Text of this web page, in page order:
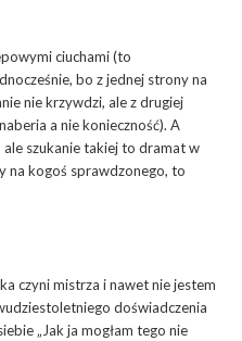
ciuchami (to
bo z jednej strony na
nie krzywdzi, ale z drugiej
a nie konieczność). A
szukanie takiej to dramat w
na kogoś sprawdzonego, to
czyni mistrza i nawet nie jestem
doświadczenia
„Jak ja mogłam tego nie